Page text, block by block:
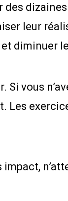
leur
diminuer
vous
Les